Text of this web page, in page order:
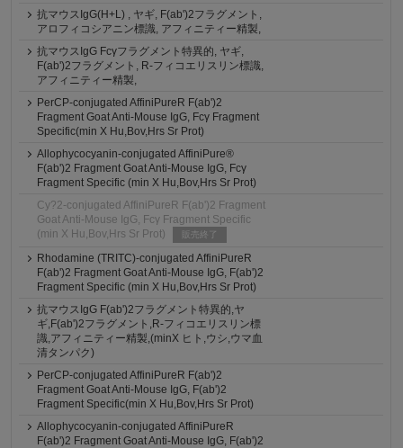
抗マウスIgG(H+L) , ヤギ, F(ab')2フラグメント,
アロフィコシアニン標識, アフィニティー精製,
抗マウスIgG Fcγフラグメント特異的, ヤギ,
F(ab')2フラグメント, R-フィコエリスリン標識,
アフィニティー精製,
PerCP-conjugated AffiniPureR F(ab')2
Fragment Goat Anti-Mouse IgG, Fcγ Fragment
Specific(min X Hu,Bov,Hrs Sr Prot)
Allophycocyanin-conjugated AffiniPure®
F(ab')2 Fragment Goat Anti-Mouse IgG, Fcγ
Fragment Specific (min X Hu,Bov,Hrs Sr Prot)
Cy?2-conjugated AffiniPureR F(ab')2 Fragment
Goat Anti-Mouse IgG, Fcγ Fragment Specific
(min X Hu,Bov,Hrs Sr Prot)
販売終了
Rhodamine (TRITC)-conjugated AffiniPureR
F(ab')2 Fragment Goat Anti-Mouse IgG, F(ab')2
Fragment Specific (min X Hu,Bov,Hrs Sr Prot)
抗マウスIgG F(ab')2フラグメント特異的,ヤ
ギ,F(ab')2フラグメント,R-フィコエリスリン標
識,アフィニティー精製,(minX ヒト,ウシ,ウマ血
清タンパク)
PerCP-conjugated AffiniPureR F(ab')2
Fragment Goat Anti-Mouse IgG, F(ab')2
Fragment Specific(min X Hu,Bov,Hrs Sr Prot)
Allophycocyanin-conjugated AffiniPureR
F(ab')2 Fragment Goat Anti-Mouse IgG, F(ab')2